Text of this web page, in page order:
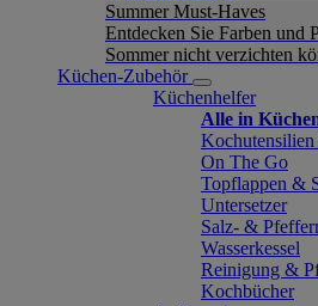
Summer Must-Haves
Entdecken Sie Farben und
Sommer nicht verzichten
Küchen-Zubehör
Küchenhelfer
Alle in
On The Go
Topflappen &
Untersetzer
Salz- &
Wasserkessel
Reinigung &
Kochbücher